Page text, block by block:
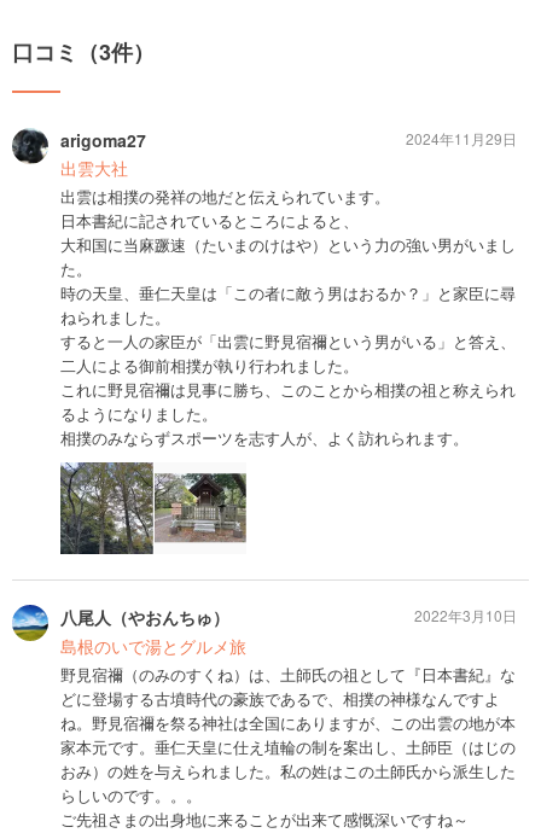
口コミ（3件）
arigoma27
出雲大社
出雲は相撲の発祥の地だと伝えられています。
日本書紀に記されているところによると、
大和国に当麻蹶速（たいまのけはや）という力の強い男がいまし
た。
時の天皇、垂仁天皇は「この者に敵う男はおるか？」と家臣に尋
ねられました。
すると一人の家臣が「出雲に野見宿禰という男がいる」と答え、
二人による御前相撲が執り行われました。
これに野見宿禰は見事に勝ち、このことから相撲の祖と称えられ
るようになりました。
相撲のみならずスポーツを志す人が、よく訪れられます。
2024年11月29日
八尾人（やおんちゅ）
島根のいで湯とグルメ旅
野見宿禰（のみのすくね）は、土師氏の祖として『日本書紀』な
どに登場する古墳時代の豪族であるで、相撲の神様なんですよ
ね。野見宿禰を祭る神社は全国にありますが、この出雲の地が本
家本元です。垂仁天皇に仕え埴輪の制を案出し、土師臣（はじの
おみ）の姓を与えられました。私の姓はこの土師氏から派生した
らしいのです。。。
ご先祖さまの出身地に来ることが出来て感慨深いですね～
2022年3月10日